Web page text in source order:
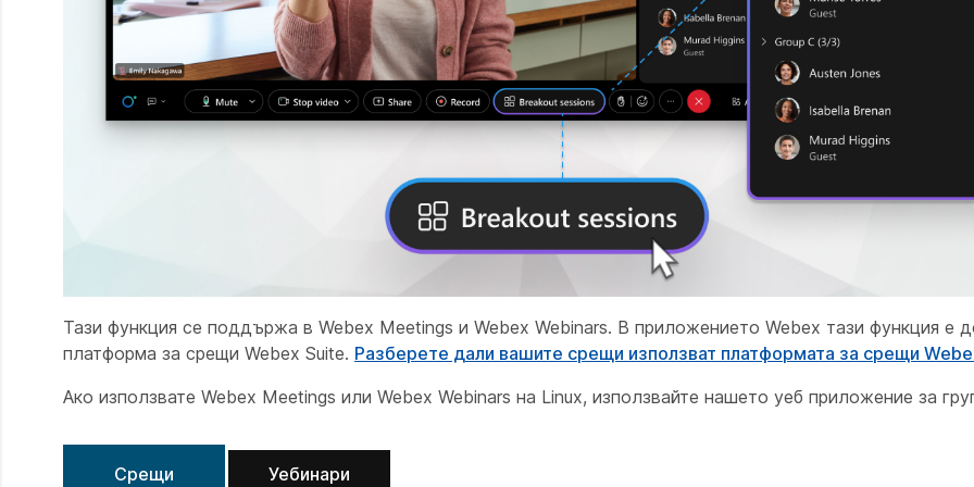
Тази функция се поддържа в Webex Meetings и Webex Webinars. В приложението Webex тази функция е
платформа за срещи Webex Suite. Разберете дали вашите срещи използват платформата за срещи
Ако използвате Webex Meetings или Webex Webinars на Linux, използвайте нашето уеб приложение за
Срещи Уебинари